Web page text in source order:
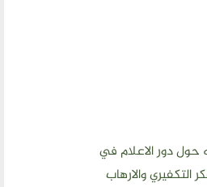
حول دور الاعلام في
التكفيري والارهاب